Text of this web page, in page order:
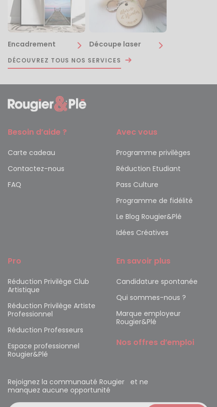
Encadrement Découpe laser
DÉCOUVREZ TOUS NOS SERVICES
Besoin d’aide ?
Carte cadeau
Contactez-nous
FAQ
Avec vous
Programme privilèges
Réduction Etudiant
Pass Culture
Programme de fidélité
Le Blog Rougier&Plé
Idées Créatives
Pro
Réduction Privilège Club
Artistique
Réduction Privilège Artiste
Professionnel
Réduction Professeurs
Espace professionnel
Rougier&Plé
En savoir plus
Candidature spontanée
Qui sommes-nous ?
Marque employeur
Rougier&Plé
Nos offres d’emploi
Rejoignez la communauté Rougier et ne
manquez aucune opportunité